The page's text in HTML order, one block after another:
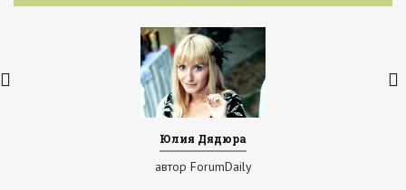
Юлия Дядюра
автор ForumDaily